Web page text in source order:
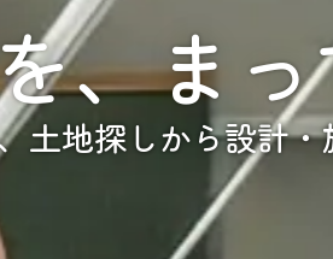
、まっ
土地探しから設計